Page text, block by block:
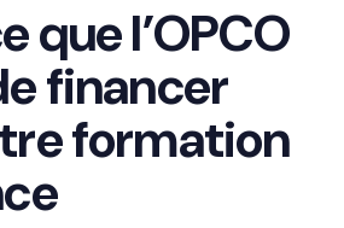
que l’OPCO
financer
formation